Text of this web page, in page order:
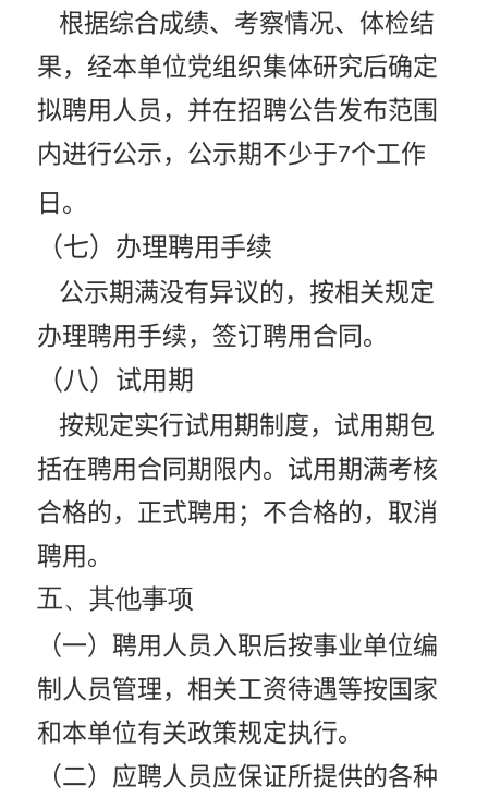
根据综合成绩、考察情况、体检结
果，经本单位党组织集体研究后确定
拟聘用人员，并在招聘公告发布范围
内进行公示，公示期不少于7个工作
日。
（七）办理聘用手续
公示期满没有异议的，按相关规定
办理聘用手续，签订聘用合同。
（八）试用期
按规定实行试用期制度，试用期包
括在聘用合同期限内。试用期满考核
合格的，正式聘用；不合格的，取消
聘用。
五、其他事项
（一）聘用人员入职后按事业单位编
制人员管理，相关工资待遇等按国家
和本单位有关政策规定执行。
（二）应聘人员应保证所提供的各种